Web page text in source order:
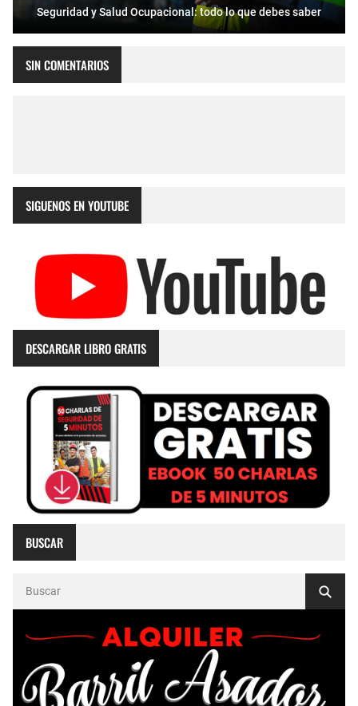
Seguridad y Salud Ocupacional: todo lo que debes saber
SIN COMENTARIOS
SIGUENOS EN YOUTUBE
DESCARGAR LIBRO GRATIS
BUSCAR